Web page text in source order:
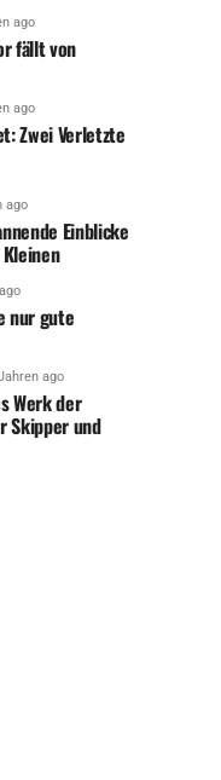
ago
fällt von
ago
Zwei Verletzte
ago
Einblicke
nur gute
ago
Werk der
Skipper und